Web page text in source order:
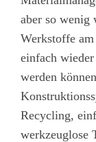
aber so
Werkstoffe
einfach
werden
Recycling,
werkzeuglose